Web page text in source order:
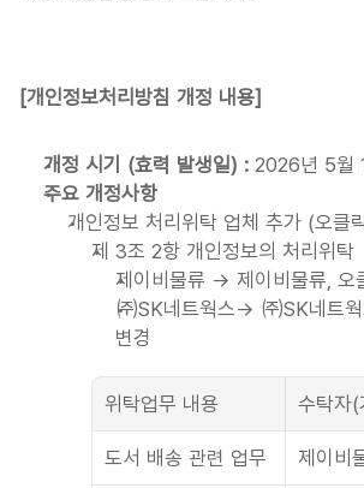
[개인정보처리방침 개정 내용]
개정 시기 (효력 발생일) : 2026년 5월
주요 개정사항
개인정보 처리위탁 업체 추가 (오클
제 3조 2항 개인정보의 처리위탁
제이비물류 → 제이비물류, 오
㈜SK네트웍스→ ㈜SK네트
변경
위탁업무 내용 수탁자(
도서 배송 관련 업무
제이비